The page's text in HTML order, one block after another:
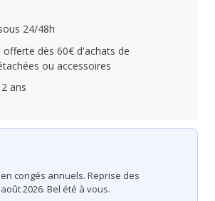
24/48h
offerte dès 60€ d'achats de
ou accessoires
ans
congés annuels. Reprise des
2026. Bel été à vous.